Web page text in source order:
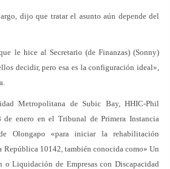
dijo que tratar el asunto aún depende del
le hice al Secretario (de Finanzas) (Sonny)
decidir, pero esa es la configuración ideal»,
Metropolitana de Subic Bay, HHIC-Phil
enero en el Tribunal de Primera Instancia
Olongapo «para iniciar la rehabilitación
República 10142, también conocida como» Un
Liquidación de Empresas con Discapacidad